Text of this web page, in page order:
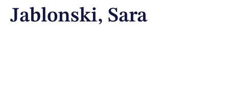
Jablonski, Sara